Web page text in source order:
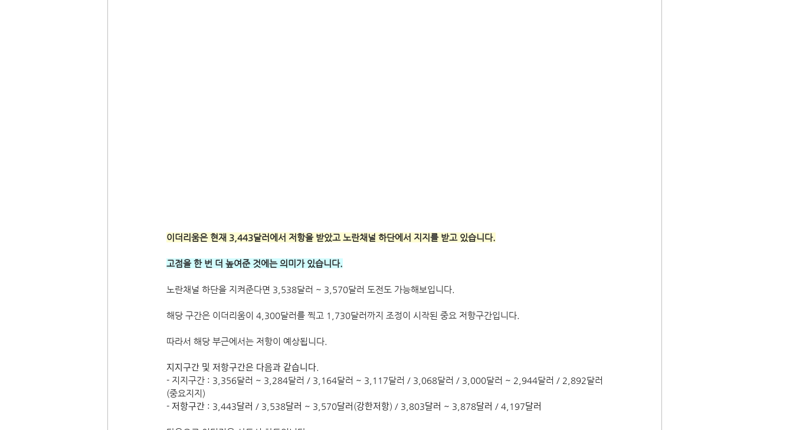
이더리움은 현재 3,443달러에서 저항을 받았고 노란채널 하단에서 지지를 받고 있습니다.
고점을 한 번 더 높여준 것에는 의미가 있습니다.
노란채널 하단을 지켜준다면 3,538달러 ~ 3,570달러 도전도 가능해보입니다.
해당 구간은 이더리움이 4,300달러를 찍고 1,730달러까지 조정이 시작된 중요 저항구간입니다.
따라서 해당 부근에서는 저항이 예상됩니다.
지지구간 및 저항구간은 다음과 같습니다.
- 지지구간 : 3,356달러 ~ 3,284달러 / 3,164달러 ~ 3,117달러 / 3,068달러 / 3,000달러 ~ 2,944달러 / 2,892달러
(중요지지)
- 저항구간 : 3,443달러 / 3,538달러 ~ 3,570달러(강한저항) / 3,803달러 ~ 3,878달러 / 4,197달러